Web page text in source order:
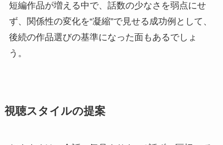
短編作品が増える中で、話数の少なさを弱点にせ
ず、関係性の変化を“凝縮”で見せる成功例として、
後続の作品選びの基準になった面もあるでしょ
う。
視聴スタイルの提案